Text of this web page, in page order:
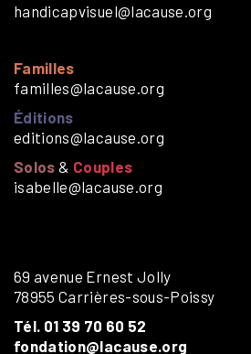
handicapvisuel@lacause.org
Familles
familles@lacause.org
Éditions
editions@lacause.org
Solos & Couples
isabelle@lacause.org
69 avenue Ernest Jolly
78955 Carrières-sous-Poissy
Tél. 01 39 70 60 52
fondation@lacause.org